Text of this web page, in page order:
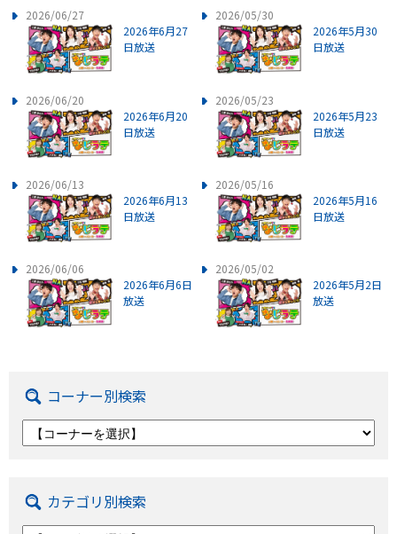
2026/06/27
2026年6月27
日放送
2026/06/20
2026年6月20
日放送
2026/06/13
2026年6月13
日放送
2026/06/06
2026年6月6日
放送
2026/05/30
2026年5月30
日放送
2026/05/23
2026年5月23
日放送
2026/05/16
2026年5月16
日放送
2026/05/02
2026年5月2日
放送
コーナー別検索
カテゴリ別検索